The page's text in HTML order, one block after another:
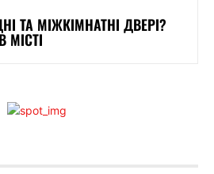
ТА МІЖКІМНАТНІ ДВЕРІ?
МІСТІ